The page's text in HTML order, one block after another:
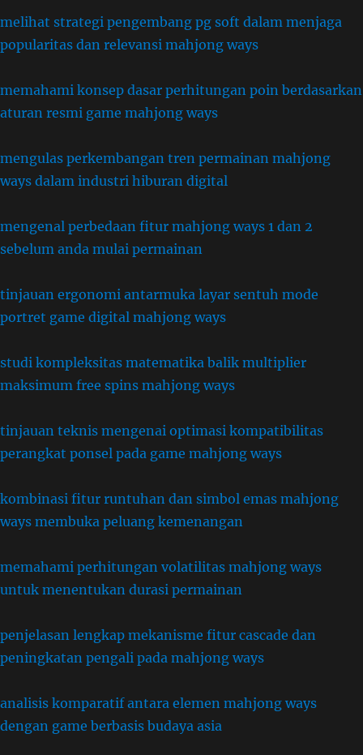
melihat strategi pengembang pg soft dalam menjaga
popularitas dan relevansi mahjong ways
memahami konsep dasar perhitungan poin berdasarkan
aturan resmi game mahjong ways
mengulas perkembangan tren permainan mahjong
ways dalam industri hiburan digital
mengenal perbedaan fitur mahjong ways 1 dan 2
sebelum anda mulai permainan
tinjauan ergonomi antarmuka layar sentuh mode
portret game digital mahjong ways
studi kompleksitas matematika balik multiplier
maksimum free spins mahjong ways
tinjauan teknis mengenai optimasi kompatibilitas
perangkat ponsel pada game mahjong ways
kombinasi fitur runtuhan dan simbol emas mahjong
ways membuka peluang kemenangan
memahami perhitungan volatilitas mahjong ways
untuk menentukan durasi permainan
penjelasan lengkap mekanisme fitur cascade dan
peningkatan pengali pada mahjong ways
analisis komparatif antara elemen mahjong ways
dengan game berbasis budaya asia